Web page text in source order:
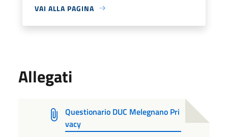
VAI ALLA PAGINA
Allegati
Questionario DUC Melegnano Pri
vacy